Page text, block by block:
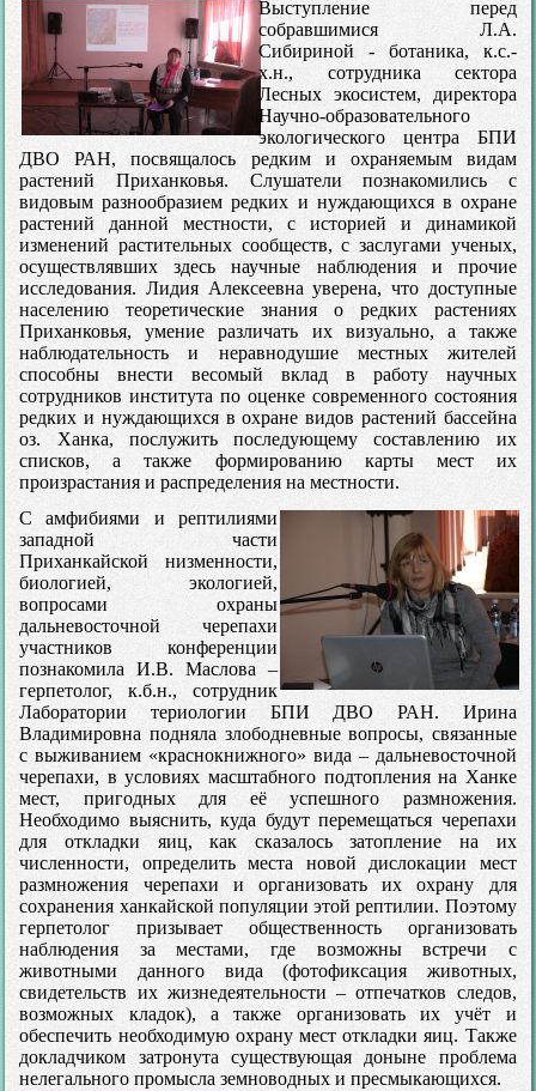
Выступление перед
собравшимися Л.А.
Сибириной - ботаника, к.с.-
х.н., сотрудника сектора
Лесных экосистем, директора
Научно-образовательного
экологического центра БПИ
ДВО РАН, посвящалось редким и охраняемым видам
растений Приханковья. Слушатели познакомились с
видовым разнообразием редких и нуждающихся в охране
растений данной местности, с историей и динамикой
изменений растительных сообществ, с заслугами ученых,
осуществлявших здесь научные наблюдения и прочие
исследования. Лидия Алексеевна уверена, что доступные
населению теоретические знания о редких растениях
Приханковья, умение различать их визуально, а также
наблюдательность и неравнодушие местных жителей
способны внести весомый вклад в работу научных
сотрудников института по оценке современного состояния
редких и нуждающихся в охране видов растений бассейна
оз. Ханка, послужить последующему составлению их
списков, а также формированию карты мест их
произрастания и распределения на местности.
С амфибиями и рептилиями
западной части
Приханкайской низменности,
биологией, экологией,
вопросами охраны
дальневосточной черепахи
участников конференции
познакомила И.В. Маслова –
герпетолог, к.б.н., сотрудник
Лаборатории териологии БПИ ДВО РАН. Ирина
Владимировна подняла злободневные вопросы, связанные
с выживанием «краснокнижного» вида – дальневосточной
черепахи, в условиях масштабного подтопления на Ханке
мест, пригодных для её успешного размножения.
Необходимо выяснить, куда будут перемещаться черепахи
для откладки яиц, как сказалось затопление на их
численности, определить места новой дислокации мест
размножения черепахи и организовать их охрану для
сохранения ханкайской популяции этой рептилии. Поэтому
герпетолог призывает общественность организовать
наблюдения за местами, где возможны встречи с
животными данного вида (фотофиксация животных,
свидетельств их жизнедеятельности – отпечатков следов,
возможных кладок), а также организовать их учёт и
обеспечить необходимую охрану мест откладки яиц. Также
докладчиком затронута существующая доныне проблема
нелегального промысла земноводных и пресмыкающихся.